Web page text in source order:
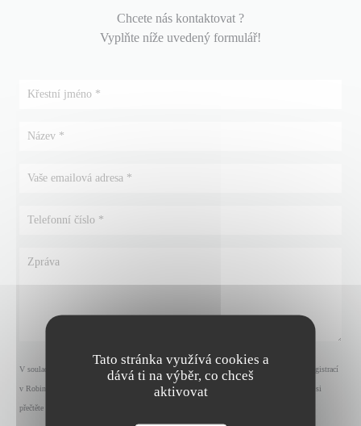
Tato stránka využívá cookies a
dává ti na výběr, co chceš
aktivovat
Chcete nás kontaktovat ?
Vyplňte níže uvedený formulář!
V souladu se zákonem o ochraně spotřebitele máte právo odmítnout marketingová volání registrací
v Robinsonově seznamu: robinsonseznam.cz. Pro více informací o zpracování vašich údajů si
přečtěte naše